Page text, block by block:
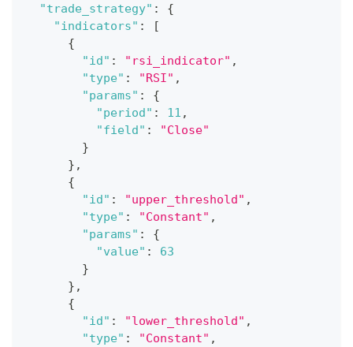
"trade_strategy" :
{
"indicators" :
[
{
"id" : "rsi_indicator" ,
"type" : "RSI" ,
"params" :
{
"period" : 11 ,
"field" :
"Close"
}
} ,
{
"id" : "upper_threshold" ,
"type" : "Constant" ,
"params" :
{
"value" :
63
}
} ,
{
"id" : "lower_threshold" ,
"type" : "Constant" ,